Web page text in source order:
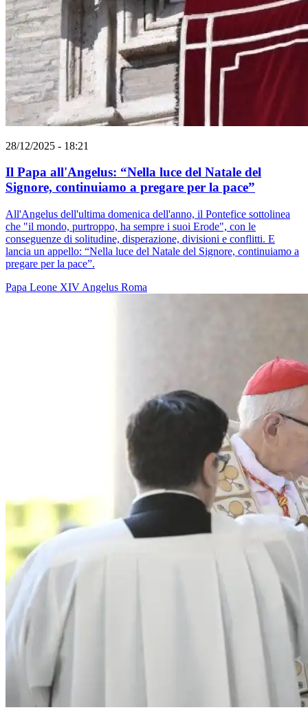
28/12/2025 - 18:21
Il Papa all'Angelus: “Nella luce del Natale del
Signore, continuiamo a pregare per la pace”
All'Angelus dell'ultima domenica dell'anno, il Pontefice sottolinea
che "il mondo, purtroppo, ha sempre i suoi Erode", con le
conseguenze di solitudine, disperazione, divisioni e conflitti. E
lancia un appello: “Nella luce del Natale del Signore, continuiamo a
pregare per la pace”.
Papa Leone XIV Angelus Roma